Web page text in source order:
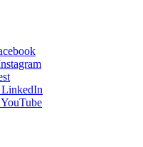
LinkedIn